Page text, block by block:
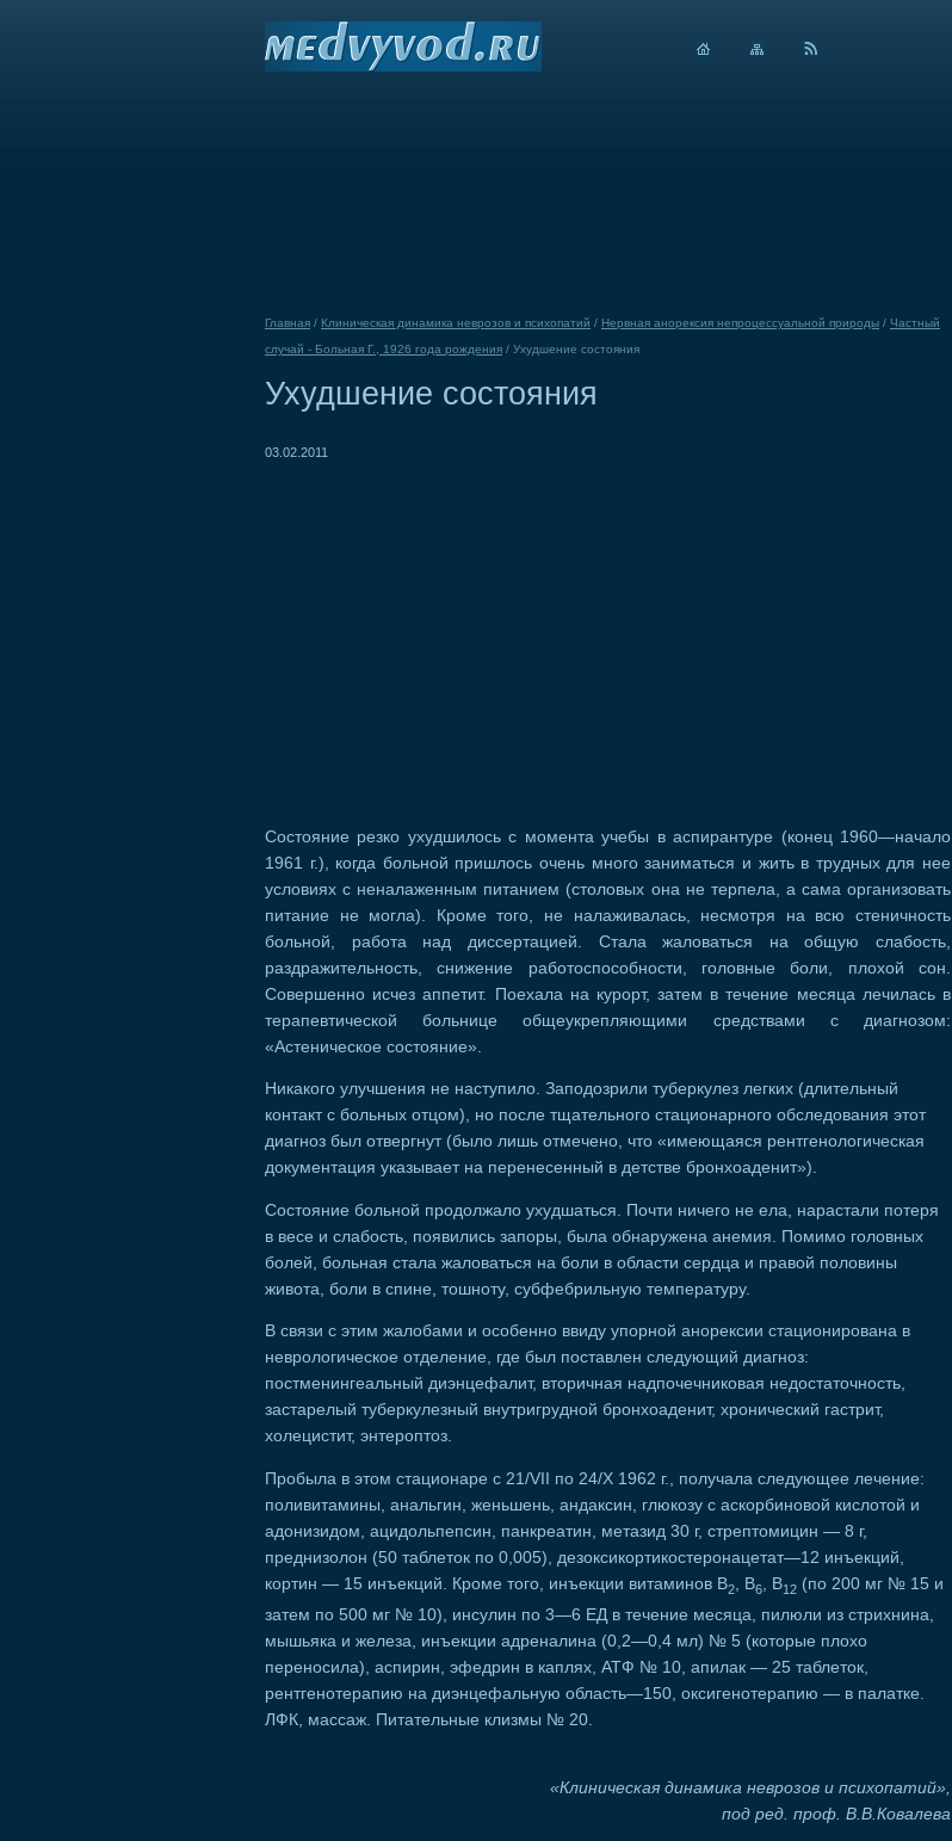
Главная / Клиническая динамика неврозов и психопатий / Нервная анорексия непроцессуальной природы / Частный
случай - Больная Г., 1926 года рождения / Ухудшение состояния
Ухудшение состояния
03.02.2011
Состояние резко ухудшилось с момента учебы в аспирантуре (конец 1960—начало
1961 г.), когда больной пришлось очень много заниматься и жить в трудных для нее
условиях с неналаженным питанием (столовых она не терпела, а сама организовать
питание не могла). Кроме того, не налаживалась, несмотря на всю стеничность
больной, работа над диссертацией. Стала жаловаться на общую слабость,
раздражительность, снижение работоспособности, головные боли, плохой сон.
Совершенно исчез аппетит. Поехала на курорт, затем в течение месяца лечилась в
терапевтической больнице общеукрепляющими средствами с диагнозом:
«Астеническое состояние».
Никакого улучшения не наступило. Заподозрили туберкулез легких (длительный
контакт с больных отцом), но после тщательного стационарного обследования этот
диагноз был отвергнут (было лишь отмечено, что «имеющаяся рентгенологическая
документация указывает на перенесенный в детстве бронхоаденит»).
Состояние больной продолжало ухудшаться. Почти ничего не ела, нарастали потеря
в весе и слабость, появились запоры, была обнаружена анемия. Помимо головных
болей, больная стала жаловаться на боли в области сердца и правой половины
живота, боли в спине, тошноту, субфебрильную температуру.
В связи с этим жалобами и особенно ввиду упорной анорексии стационирована в
неврологическое отделение, где был поставлен следующий диагноз:
постменингеальный диэнцефалит, вторичная надпочечниковая недостаточность,
застарелый туберкулезный внутригрудной бронхоаденит, хронический гастрит,
холецистит, энтероптоз.
Пробыла в этом стационаре с 21/VII по 24/Х 1962 г., получала следующее лечение:
поливитамины, анальгин, женьшень, андаксин, глюкозу с аскорбиновой кислотой и
адонизидом, ацидольпепсин, панкреатин, метазид 30 г, стрептомицин — 8 г,
преднизолон (50 таблеток по 0,005), дезоксикортикостеронацетат—12 инъекций,
кортин — 15 инъекций. Кроме того, инъекции витаминов В2 , В6 , B12 (по 200 мг № 15 и
затем по 500 мг № 10), инсулин по 3—6 ЕД в течение месяца, пилюли из стрихнина,
мышьяка и железа, инъекции адреналина (0,2—0,4 мл) № 5 (которые плохо
переносила), аспирин, эфедрин в каплях, АТФ № 10, апилак — 25 таблеток,
рентгенотерапию на диэнцефальную область—150, оксигенотерапию — в палатке.
ЛФК, массаж. Питательные клизмы № 20.
«Клиническая динамика неврозов и психопатий»,
под ред. проф. В.В.Ковалева